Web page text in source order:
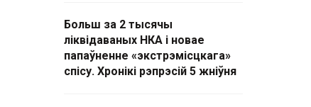
Больш за 2 тысячы
ліквідаваных НКА і новае
папаўненне «экстрэмісцкага»
спісу. Хронікі рэпрэсій 5 жніўня